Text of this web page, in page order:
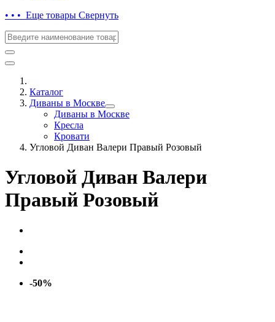
• • • Еще товары Свернуть
Каталог
Диваны в Москве
Диваны в Москве
Кресла
Кровати
Угловой Диван Валери Правый Розовый
Угловой Диван Валери
Правый Розовый
-50%